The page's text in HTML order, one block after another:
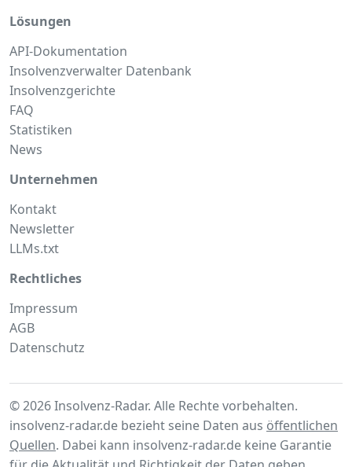
Lösungen
API-Dokumentation
Insolvenzverwalter Datenbank
Insolvenzgerichte
FAQ
Statistiken
News
Unternehmen
Kontakt
Newsletter
LLMs.txt
Rechtliches
Impressum
AGB
Datenschutz
© 2026 Insolvenz-Radar. Alle Rechte vorbehalten.
insolvenz-radar.de bezieht seine Daten aus öffentlichen
Quellen. Dabei kann insolvenz-radar.de keine Garantie